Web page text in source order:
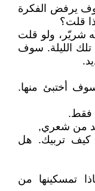
يرفض الفكرة
قلت؟
شريّر، ولو قلت
الليلة. سوف
أختبئ منها.
فقط.
من شعري,
كيف تربيك. هل
تمسكينها من